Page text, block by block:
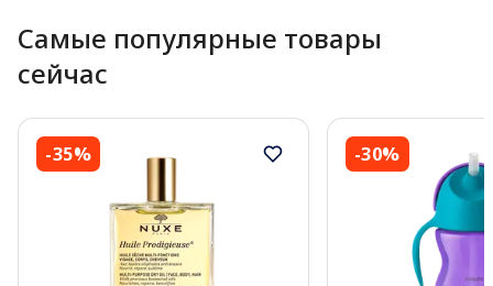
Самые популярные товары
сейчас
-35% -30%